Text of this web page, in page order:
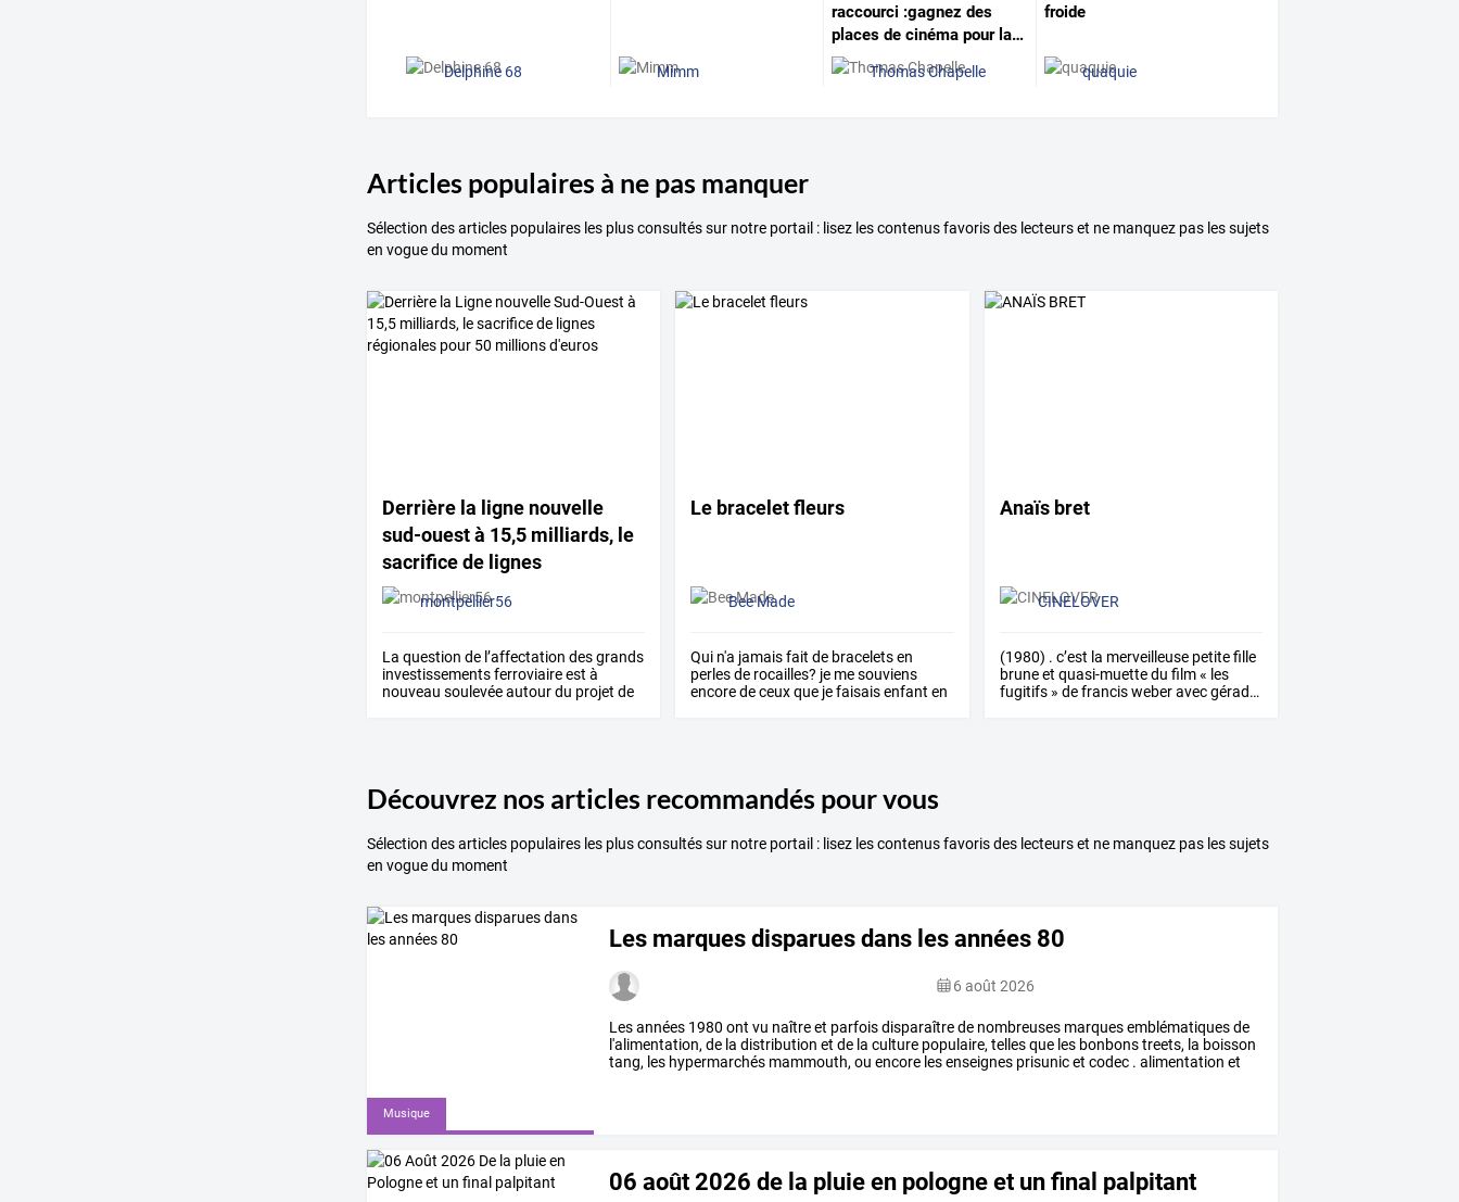
Delphine 68 Mimm
raccourci :gagnezdes
placesdecinémapourla…
Thomas Chapelle
froide
quaquie
Articles populaires à ne pas manquer
Sélection des articles populaires les plus consultés sur notre portail : lisez les contenus favoris des lecteurs et ne manquez pas les sujets
en vogue du moment
Derrièrela lignenouvelle
sud-ouestà 15,5milliards,le
sacrificedelignes
régionales…
montpellier56
La question del’affectation desgrands
investissementsferroviaireest à
nouveau soulevéeautourdu projet de
Le bracelet fleurs
Bee Made
Qui n'a jamaisfait de braceletsen
perlesde rocailles? je mesouviens
encoredeceuxque jefaisaisenfant en
Anaïs bret
CINELOVER
(1980) . c’est la merveilleusepetitefille
bruneet quasi-muettedu film« les
fugitifs» defrancisweberavecgérad…
Découvrez nos articles recommandés pour vous
Sélection des articles populaires les plus consultés sur notre portail : lisez les contenus favoris des lecteurs et ne manquez pas les sujets
en vogue du moment
Musique
Les marques disparues dans les années 80
6 août 2026
Lesannées 1980 ont vu naîtreet parfoisdisparaîtrede nombreuses marquesemblématiquesde
l'alimentation, de la distribution et de la culture populaire, tellesque les bonbonstreets, la boisson
tang, les hypermarchés mammouth, ou encore lesenseignes prisunicet codec . alimentation et
06 août 2026 de la pluie en pologne et un final palpitant